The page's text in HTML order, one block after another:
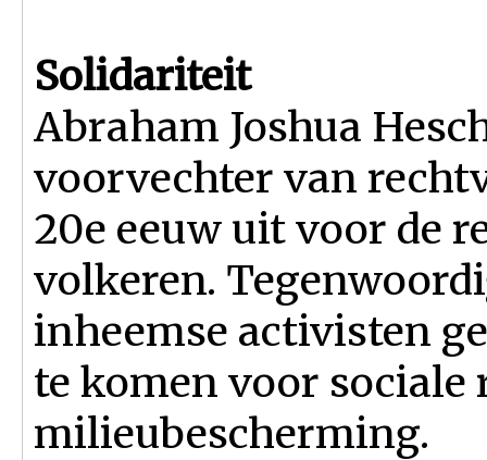
Solidariteit
Abraham Joshua
voorvechter van
20e eeuw uit voor de
volkeren.
inheemse activisten
te komen voor sociale
milieubescherming.